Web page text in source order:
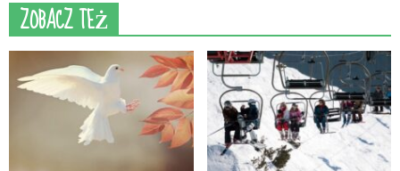
ZOBACZ TEŻ